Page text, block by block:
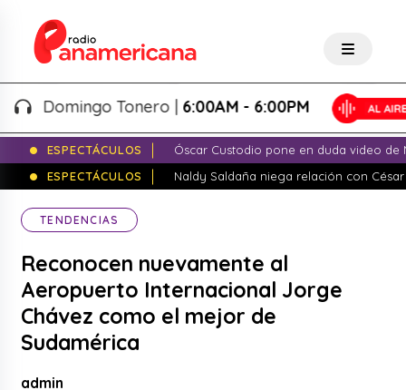
Domingo Tonero |6:00AM - 6:00PM
ESPECTÁCULOS
Óscar Custodio pone en duda video de
ESPECTÁCULOS
Naldy Saldaña niega relación con
TENDENCIAS
Reconocen nuevamente al
Aeropuerto Internacional Jorge
Chávez como el mejor de
Sudamérica
admin